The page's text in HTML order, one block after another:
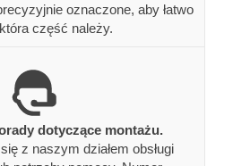
oznaczone, aby łatwo
część należy.
dotyczące montażu.
z naszym działem obsługi